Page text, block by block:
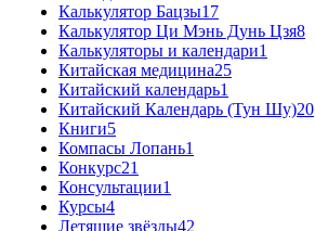
Калькулятор Бацзы17
Калькулятор Ци Мэнь Дунь Цзя8
Калькуляторы и календари1
Китайская медицина25
Китайский календарь1
Китайский Календарь (Тун Шу)20
Книги5
Компасы Лопань1
Конкурс21
Консультации1
Курсы4
Летящие звёзды42